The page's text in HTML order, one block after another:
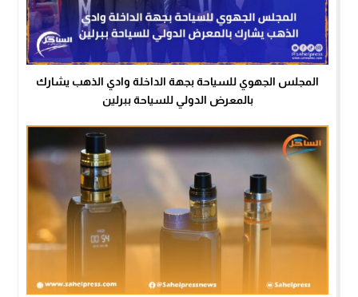
المجلس الجهوي للسياحة بجهة الداخلة وادي الذهب يشارك
بالمعرض الدولي للسياحة ببرلين